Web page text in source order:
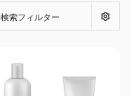
検索フィルター